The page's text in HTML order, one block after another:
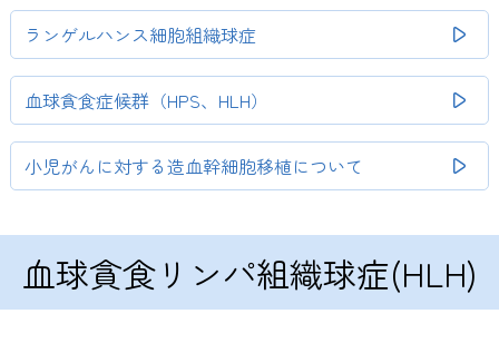
ランゲルハンス細胞組織球症
血球貪食症候群（HPS、HLH）
小児がんに対する造血幹細胞移植について
血球貪食リンパ組織球症(HLH)